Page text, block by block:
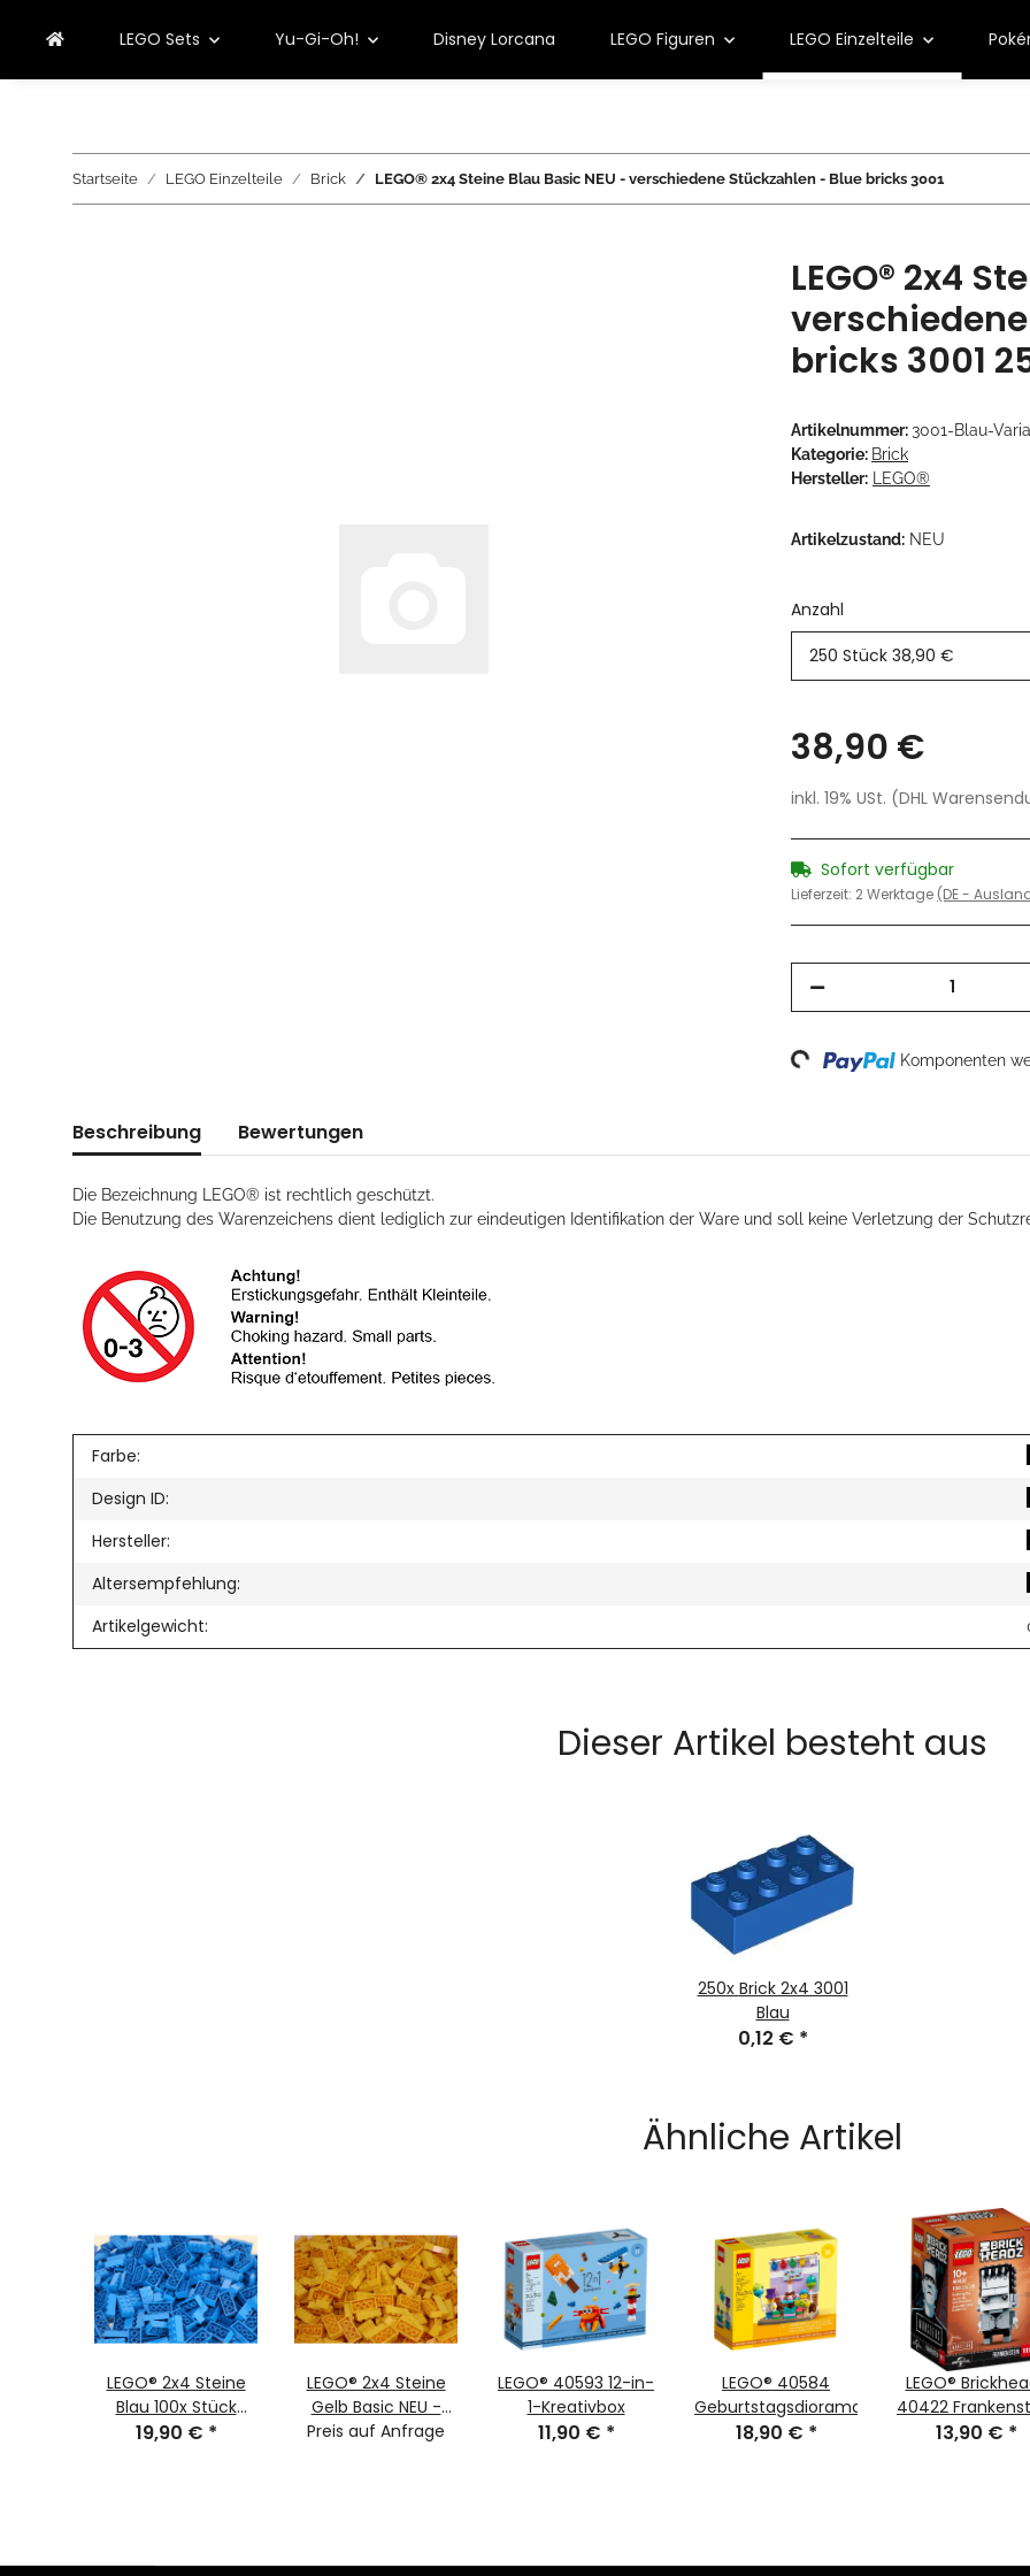
LEGO Sets Yu-Gi-Oh! Disney Lorcana LEGO Figuren LEGO Einzelteile
Startseite LEGO Einzelteile Brick LEGO® 2x4 Steine Blau Basic NEU - verschiedene Stückzahlen - Blue bricks 3001
LEGO® 2x4
bricks 3001
Artikelnummer:3001-Blau-
Kategorie: Brick
Hersteller: LEGO®
Artikelzustand: NEU
Anzahl
250 Stück 38,90 €
38,90 €
inkl. 19% USt. (DHL
Sofort verfügbar
Lieferzeit: 2 Werktage (DE -
Loading... Komponenten
Beschreibung Bewertungen
Die Bezeichnung LEGO® ist rechtlich geschützt.
Die Benutzung des Warenzeichens dient lediglich zur eindeutigen Identifikation der Ware und soll keine Verletzung der
Farbe:
Design ID:
Hersteller:
Altersempfehlung:
Artikelgewicht:
Dieser Artikel besteht aus
250x Brick 2x4 3001
Blau
0,12 € *
Ähnliche Artikel
LEGO® 2x4 Steine
Blau 100x Stück
Basic NEU - blue
19,90 € *
LEGO® 2x4 Steine
Gelb Basic NEU -
verschiedene
Preis auf Anfrage
LEGO® 40593 12-in-
1-Kreativbox
11,90 € *
LEGO® 40584
Geburtstagsdiorama
18,90 € *
LEGO®
40422
#111
13,90 € *